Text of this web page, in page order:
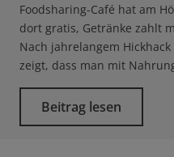
Foodsharing-Café hat am
dort gratis, Getränke zahlt
Nach jahrelangem
zeigt, dass man mit
Beitrag lesen